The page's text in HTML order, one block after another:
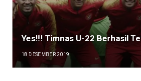
Yes!!! Timnas U-22 Berhasil
18 DESEMBER 2019